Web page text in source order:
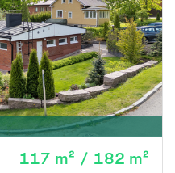
117 m² / 182 m²